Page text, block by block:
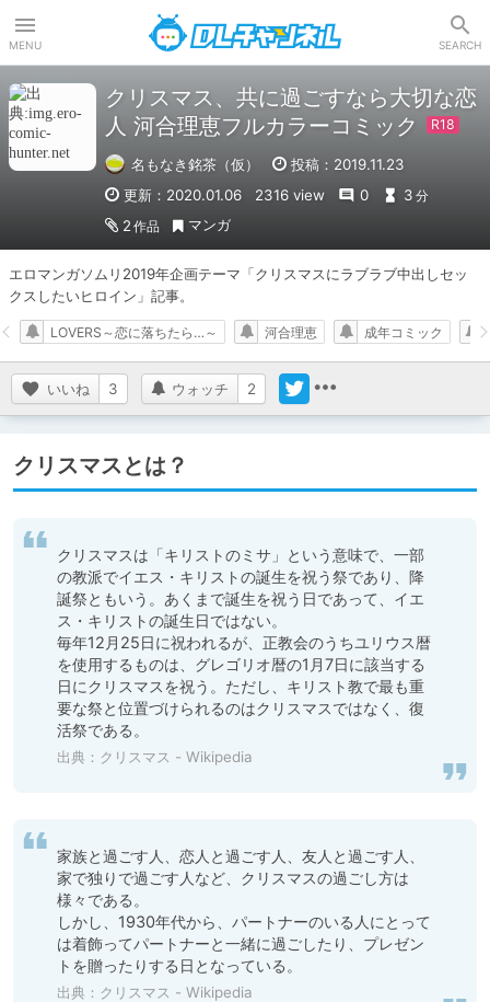
MENU SEARCH
クリスマス、共に過ごすなら大切な恋
人 河合理恵フルカラーコミック
名もなき銘茶（仮）
投稿：2019.11.23
更新：2020.01.06
2316 view 0 3 分
2 作品 マンガ
エロマンガソムリ2019年企画テーマ「クリスマスにラブラブ中出しセッ
クスしたいヒロイン」記事。
いいね 3 ウォッチ 2
LOVERS～恋に落ちたら…～ 河合理恵 成年コミック
クリスマスとは？
クリスマスは「キリストのミサ」という意味で、一部
の教派でイエス・キリストの誕生を祝う祭であり、降
誕祭ともいう。あくまで誕生を祝う日であって、イエ
ス・キリストの誕生日ではない。
毎年12月25日に祝われるが、正教会のうちユリウス暦
を使用するものは、グレゴリオ暦の1月7日に該当する
日にクリスマスを祝う。ただし、キリスト教で最も重
要な祭と位置づけられるのはクリスマスではなく、復
活祭である。
出典： クリスマス - Wikipedia
家族と過ごす人、恋人と過ごす人、友人と過ごす人、
家で独りで過ごす人など、クリスマスの過ごし方は
様々である。
しかし、1930年代から、パートナーのいる人にとって
は着飾ってパートナーと一緒に過ごしたり、プレゼン
トを贈ったりする日となっている。
出典： クリスマス - Wikipedia